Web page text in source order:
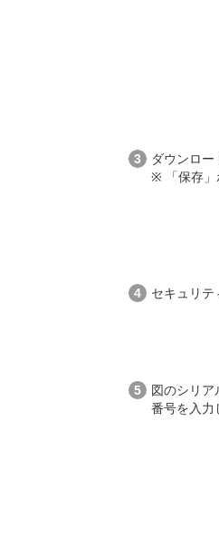
ダウンロー
※ 「保存」
セキュリテ
図のシリ
番号を入力